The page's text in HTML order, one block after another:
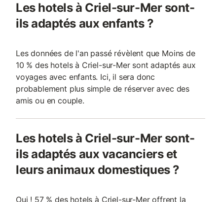
Les hotels à Criel-sur-Mer sont-
ils adaptés aux enfants ?
Les données de l'an passé révèlent que Moins de
10 % des hotels à Criel-sur-Mer sont adaptés aux
voyages avec enfants. Ici, il sera donc
probablement plus simple de réserver avec des
amis ou en couple.
Les hotels à Criel-sur-Mer sont-
ils adaptés aux vacanciers et
leurs animaux domestiques ?
Oui ! 57 % des hotels à Criel-sur-Mer offrent la